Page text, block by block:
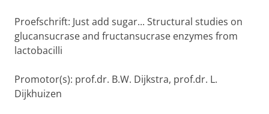
Proefschrift: Just add sugar... Structural studies on
glucansucrase and fructansucrase enzymes from
lactobacilli
Promotor(s): prof.dr. B.W. Dijkstra, prof.dr. L.
Dijkhuizen